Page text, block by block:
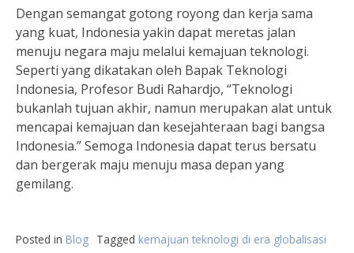
Dengan semangat gotong royong dan kerja sama
yang kuat, Indonesia yakin dapat meretas jalan
menuju negara maju melalui kemajuan teknologi.
Seperti yang dikatakan oleh Bapak Teknologi
Indonesia, Profesor Budi Rahardjo, “Teknologi
bukanlah tujuan akhir, namun merupakan alat untuk
mencapai kemajuan dan kesejahteraan bagi bangsa
Indonesia.” Semoga Indonesia dapat terus bersatu
dan bergerak maju menuju masa depan yang
gemilang.
Posted in Blog Tagged kemajuan teknologi di era globalisasi